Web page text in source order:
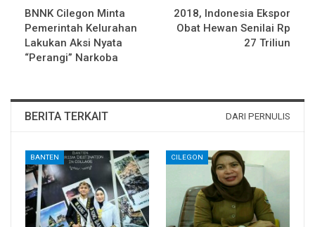
BNNK Cilegon Minta
Pemerintah Kelurahan
Lakukan Aksi Nyata
“Perangi” Narkoba
2018, Indonesia Ekspor
Obat Hewan Senilai Rp
27 Triliun
BERITA TERKAIT DARI PERNULIS
BANTEN CILEGON